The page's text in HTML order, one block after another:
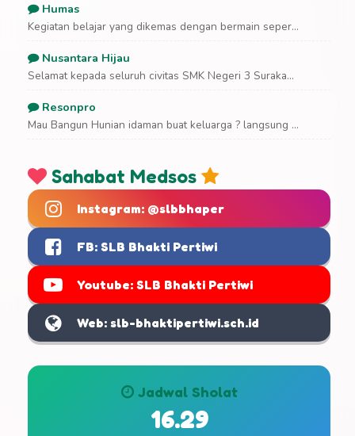
Humas
Kegiatan belajar yang dikemas dengan bermain seper...
Nusantara Hijau
Selamat kepada seluruh civitas SMK Negeri 3 Suraka...
Resonpro
Mau Bangun Hunian idaman buat keluarga ? langsung ...
Sahabat Medsos
Instagram: @slbbhaper
FB: SLB Bhakti Pertiwi
Youtube: SLB Bhakti Pertiwi
Web: slb-bhaktipertiwi.sch.id
Jadwal Sholat
16.29